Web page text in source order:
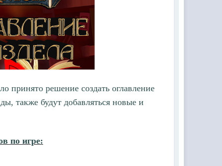
принято решение создать оглавление
также будут добавляться новые и
по игре: